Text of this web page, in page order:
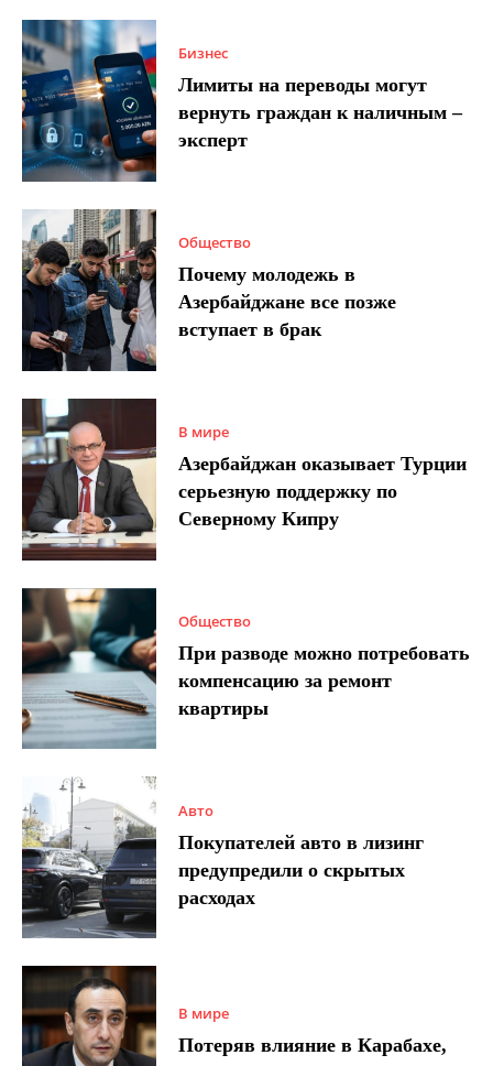
Бизнес
Лимиты на переводы могут
вернуть граждан к наличным –
эксперт
Общество
Почему молодежь в
Азербайджане все позже
вступает в брак
В мире
Азербайджан оказывает Турции
серьезную поддержку по
Северному Кипру
Общество
При разводе можно потребовать
компенсацию за ремонт
квартиры
Авто
Покупателей авто в лизинг
предупредили о скрытых
расходах
В мире
Потеряв влияние в Карабахе,